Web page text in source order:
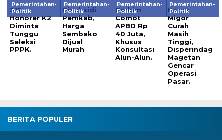
Pemerintahan-
Politik
312
Honorer K2
Diminta
Tunggu
Seleksi
PPPK.
Pemerintahan-
Politik
Disubsidi
Pemkab,
Harga
Sembako
Dijual
Murah
Pemerintahan-
Politik
Perkim
Comot
APBD Rp
40 Juta,
Khusus
Konsultasi
Alun-Alun.
Pemerintahan-
Politik
Harga
Migor
Curah
Masih
Tinggi,
Disperindag
Magetan
Gencar
Operasi
Pasar.
BERITA POPULER